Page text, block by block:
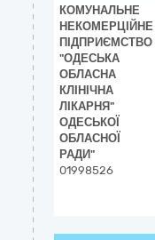
КОМУНАЛЬНЕ
НЕКОМЕРЦІЙНЕ
ПІДПРИЄМСТВО
"ОДЕСЬКА
ОБЛАСНА
КЛІНІЧНА
ЛІКАРНЯ"
ОДЕСЬКОЇ
ОБЛАСНОЇ
РАДИ"
01998526